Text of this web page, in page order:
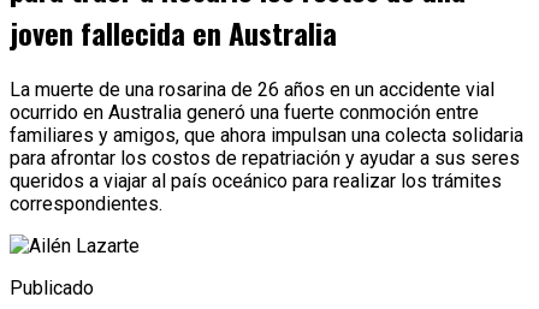
joven fallecida en Australia
La muerte de una rosarina de 26 años en un accidente vial
ocurrido en Australia generó una fuerte conmoción entre
familiares y amigos, que ahora impulsan una colecta solidaria
para afrontar los costos de repatriación y ayudar a sus seres
queridos a viajar al país oceánico para realizar los trámites
correspondientes.
Publicado